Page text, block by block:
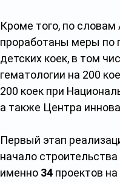
Кроме того, по
проработаны меры по
детских коек, в том
гематологии на 200
200 коек при
а также Центра
Первый этап
начало
именно 34 проектов